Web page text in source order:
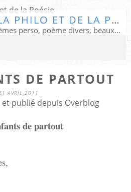
LE MONDE DE LA PHILO ET DE LA POÉSIE
Extraits de livres lus, poèmes perso, poème divers, beaux textes...
DE PARTOUT
AVRIL 2011
publié depuis Overblog
de partout